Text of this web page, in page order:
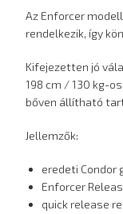
Az Enforcer
rendelkezik, így
Kifejezetten jó
198 cm / 130 kg-
bőven állítható
Jellemzők:
eredeti Condor
Enforcer
quick release